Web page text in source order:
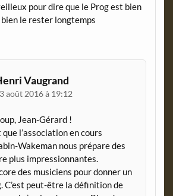
pour dire que le Prog est bien
le rester longtemps
Vaugrand
août 2016 à 19:12
Jean-Gérard !
l’association en cours
Wakeman nous prépare des
plus impressionnantes.
des musiciens pour donner un
C’est peut-être la définition de